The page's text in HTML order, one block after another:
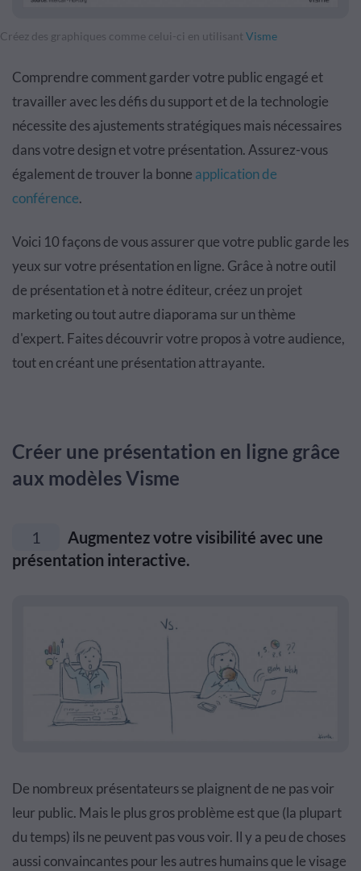
Créez des graphiques comme celui-ci en utilisant Visme
Comprendre comment garder votre public engagé et
travailler avec les défis du support et de la technologie
nécessite des ajustements stratégiques mais nécessaires
dans votre design et votre présentation. Assurez-vous
également de trouver la bonne application de
conférence.
Voici 10 façons de vous assurer que votre public garde les
yeux sur votre présentation en ligne. Grâce à notre outil
de présentation et à notre éditeur, créez un projet
marketing ou tout autre diaporama sur un thème
d'expert. Faites découvrir votre propos à votre audience,
tout en créant une présentation attrayante.
Créer une présentation en ligne grâce
aux modèles Visme
1
Augmentez votre visibilité avec une
présentation interactive.
De nombreux présentateurs se plaignent de ne pas voir
leur public. Mais le plus gros problème est que (la plupart
du temps) ils ne peuvent pas vous voir. Il y a peu de choses
aussi convaincantes pour les autres humains que le visage